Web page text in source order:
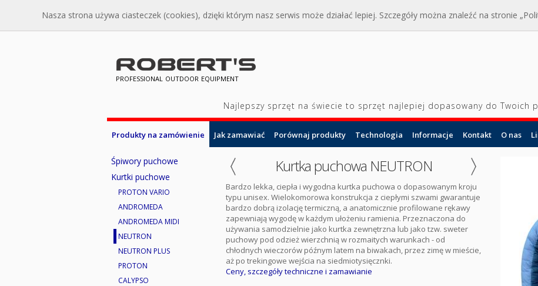
Nasza strona używa ciasteczek (cookies), dzięki którym nasz serwis może działać lepiej. Szczegóły można znaleźć na stronie
professional outdoor equipment
Najlepszy sprzęt na świecie to sprzęt najlepiej dopasowany do Twoich
Produkty na zamówienie Jak zamawiać Porównaj produkty Technologia Informacje Kontakt O nas
Śpiwory puchowe
Kurtki puchowe
PROTON VARIO
ANDROMEDA
ANDROMEDA MIDI
NEUTRON
NEUTRON PLUS
PROTON
CALYPSO
Kurtka puchowa NEUTRON
Bardzo lekka, ciepła i wygodna kurtka puchowa o dopasowanym kroju
typu unisex. Wielokomorowa konstrukcja z ciepłymi szwami gwarantuje
bardzo dobrą izolację termiczną, a anatomicznie profilowane rękawy
zapewniają wygodę w każdym ułożeniu ramienia. Przeznaczona do
używania samodzielnie jako kurtka zewnętrzna lub jako tzw. sweter
puchowy pod odzież wierzchnią w rozmaitych warunkach - od
chłodnych wieczorów późnym latem na biwakach, przez zimę w mieście,
aż po trekingowe wejścia na siedmiotysięcznki.
Ceny, szczegóły techniczne i zamawianie